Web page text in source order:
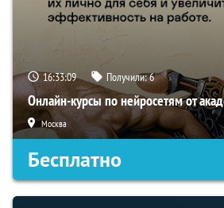
16:33:08 Получили:6
Онлайн-курсы по нейросетям от
Москва
Бесплатно